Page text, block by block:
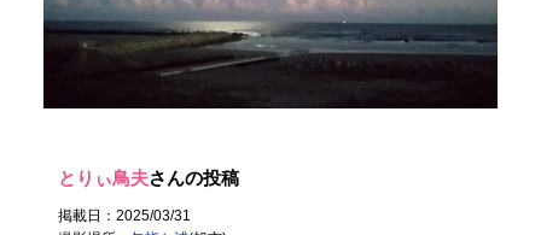
とりぃ鳥夫さんの投稿
掲載日：2025/03/31